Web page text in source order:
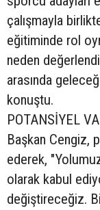
çalışmayla
eğitiminde rol
neden
arasında
konuştu.
POTANSİYEL
Başkan Cengiz,
ederek,
olarak kabul
değiştireceğiz.